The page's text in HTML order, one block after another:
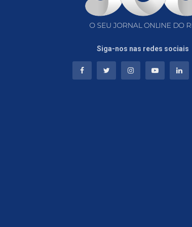
Siga-nos nas redes sociais